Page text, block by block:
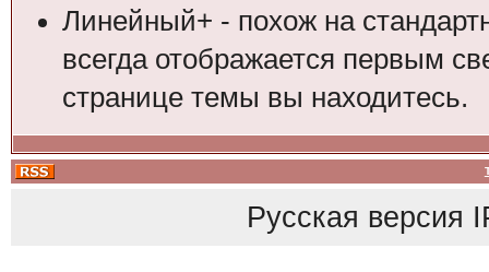
Линейный+ - похож на
всегда отображается первым
странице темы вы находитесь.
Русская версия